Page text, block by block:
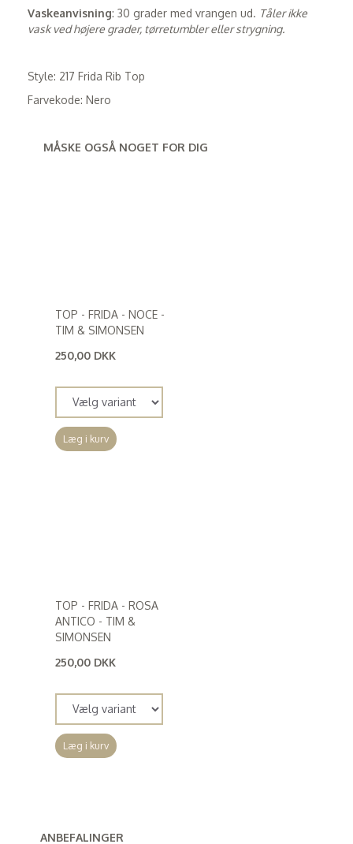
Vaskeanvisning: 30 grader med vrangen ud. Tåler ikke
vask ved højere grader, tørretumbler eller strygning.
Style: 217 Frida Rib Top
Farvekode: Nero
MÅSKE OGSÅ NOGET FOR DIG
TOP - FRIDA - NOCE -
TIM & SIMONSEN
250,00 DKK
Læg i kurv
TOP - FRIDA - ROSA
ANTICO - TIM &
SIMONSEN
250,00 DKK
Læg i kurv
ANBEFALINGER